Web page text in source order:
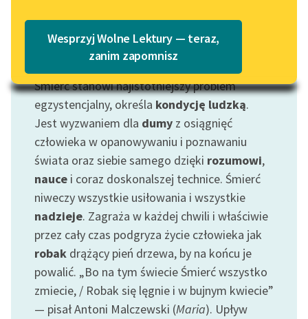
Lektury szkolne i klasyka
literatury do słuchania dla
uczennic i uczniów z
niepełnosprawnościami
E-kolekcja lektur
szkolnych i literatury do
słuchania dla uczennic i
uczniów z
niepełnosprawnościami
Feministyczne inspiracje.
Popularyzacja
skandynawskiej literatury
feministycznej
Katalog w formacie PDF
Wesprzyj Wolne Lektury — teraz,
zanim zapomnisz
Motyw: Śmierć
Śmierć stanowi najistotniejszy problem
egzystencjalny, określa kondycję ludzką.
Jest wyzwaniem dla dumy z osiągnięć
człowieka w opanowywaniu i poznawaniu
świata oraz siebie samego dzięki rozumowi,
nauce i coraz doskonalszej technice. Śmierć
niweczy wszystkie usiłowania i wszystkie
nadzieje. Zagraża w każdej chwili i właściwie
przez cały czas podgryza życie człowieka jak
robak drążący pień drzewa, by na końcu je
powalić. „Bo na tym świecie Śmierć wszystko
zmiecie, / Robak się lęgnie i w bujnym kwiecie”
— pisał Antoni Malczewski (Maria). Upływ